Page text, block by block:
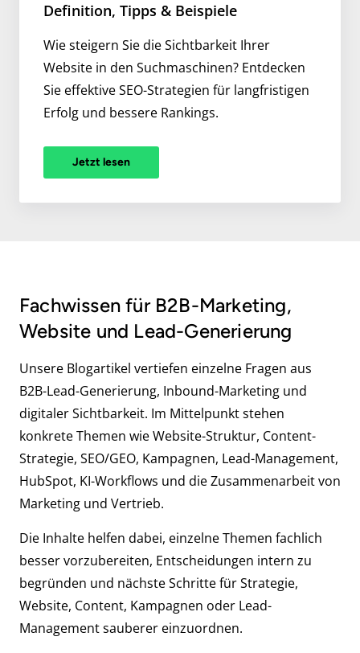
Definition, Tipps & Beispiele
Wie steigern Sie die Sichtbarkeit Ihrer
Website in den Suchmaschinen? Entdecken
Sie effektive SEO-Strategien für langfristigen
Erfolg und bessere Rankings.
Jetzt lesen
Fachwissen für B2B-Marketing,
Website und Lead-Generierung
Unsere Blogartikel vertiefen einzelne Fragen aus
B2B-Lead-Generierung, Inbound-Marketing und
digitaler Sichtbarkeit. Im Mittelpunkt stehen
konkrete Themen wie Website-Struktur, Content-
Strategie, SEO/GEO, Kampagnen, Lead-Management,
HubSpot, KI-Workflows und die Zusammenarbeit von
Marketing und Vertrieb.
Die Inhalte helfen dabei, einzelne Themen fachlich
besser vorzubereiten, Entscheidungen intern zu
begründen und nächste Schritte für Strategie,
Website, Content, Kampagnen oder Lead-
Management sauberer einzuordnen.